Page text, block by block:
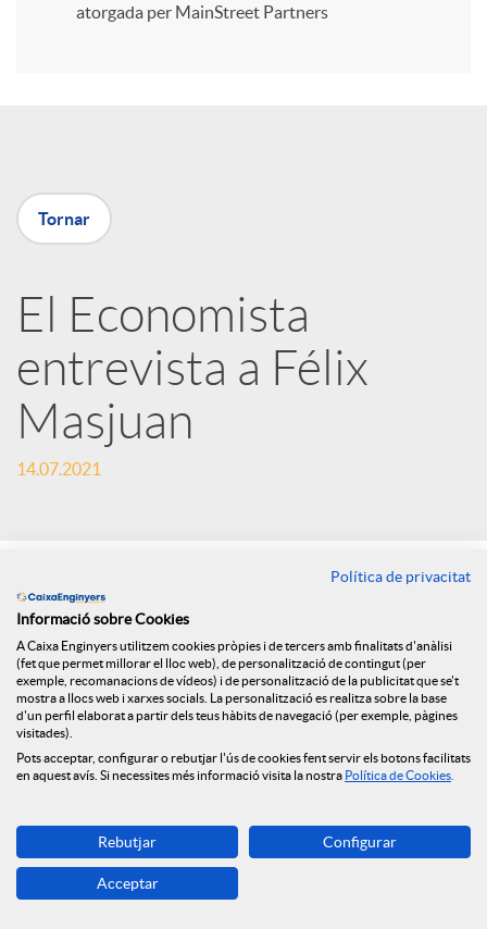
X
a
r
x
s
S
o
c
i
atorgada per MainStreet Partners
Tornar
El Economista
entrevista a Félix
Masjuan
14.07.2021
Política de privacitat
Informació sobre Cookies
A Caixa Enginyers utilitzem cookies pròpies i de tercers amb finalitats d'anàlisi
(fet que permet millorar el lloc web), de personalització de contingut (per
exemple, recomanacions de vídeos) i de personalització de la publicitat que se't
mostra a llocs web i xarxes socials. La personalització es realitza sobre la base
d'un perfil elaborat a partir dels teus hàbits de navegació (per exemple, pàgines
visitades).
Pots acceptar, configurar o rebutjar l'ús de cookies fent servir els botons facilitats
en aquest avís. Si necessites més informació visita la nostra Política de Cookies
Rebutjar Configurar
Acceptar